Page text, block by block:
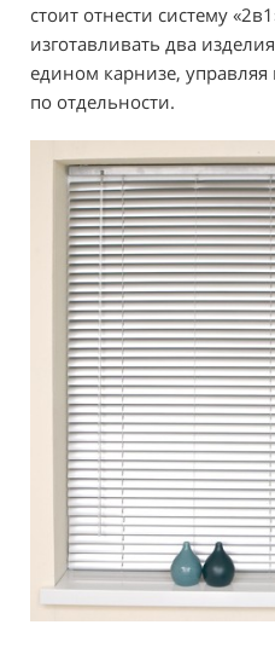
стоит отнести систему
изготавливать два
едином карнизе,
по отдельности.